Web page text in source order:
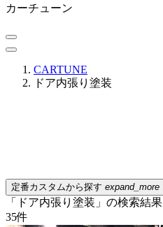
カーチューン
CARTUNE
ドア内張り塗装
定番カスタムから探す expand_more
「ドア内張り塗装」の検索結果
35件